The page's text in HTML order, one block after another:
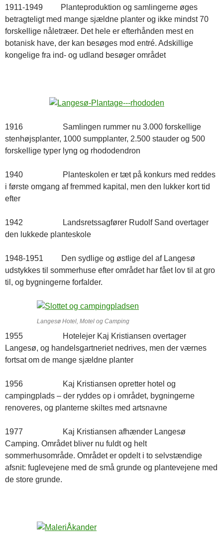
1911-1949 Planteproduktion og samlingerne øges
betragteligt med mange sjældne planter og ikke mindst 70
forskellige nåletræer. Det hele er efterhånden mest en
botanisk have, der kan besøges mod entré. Adskillige
kongelige fra ind- og udland besøger området
1916 Samlingen rummer nu 3.000 forskellige
stenhøjsplanter, 1000 sumpplanter, 2.500 stauder og 500
forskellige typer lyng og rhododendron
1940 Planteskolen er tæt på konkurs med reddes
i første omgang af fremmed kapital, men den lukker kort tid
efter
1942 Landsretssagfører Rudolf Sand overtager
den lukkede planteskole
1948-1951 Den sydlige og østlige del af Langesø
udstykkes til sommerhuse efter området har fået lov til at gro
til, og bygningerne forfalder.
Langesø Hotel, Motel og Camping
1955 Hotelejer Kaj Kristiansen overtager
Langesø, og handelsgartneriet nedrives, men der værnes
fortsat om de mange sjældne planter
1956 Kaj Kristiansen opretter hotel og
campingplads – der ryddes op i området, bygningerne
renoveres, og planterne skiltes med artsnavne
1977 Kaj Kristiansen afhænder Langesø
Camping. Området bliver nu fuldt og helt
sommerhusområde. Området er opdelt i to selvstændige
afsnit: fuglevejene med de små grunde og plantevejene med
de store grunde.